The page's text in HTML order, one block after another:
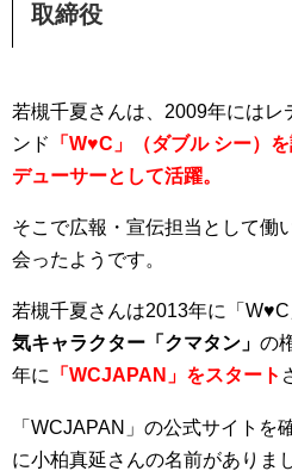
取締役
若槻千夏さんは、2009年にはレ
ンド
「W♥C」（ダブル シー）
デューサーとして活躍。
そこで広報・宣伝担当として働
会ったようです。
若槻千夏さんは2013年に「W♥C
気キャラクター「クマタン」 の
年に
「WCJAPAN」をスタート
「WCJAPAN」の公式サイトを
に小柏真延さんの名前がありま